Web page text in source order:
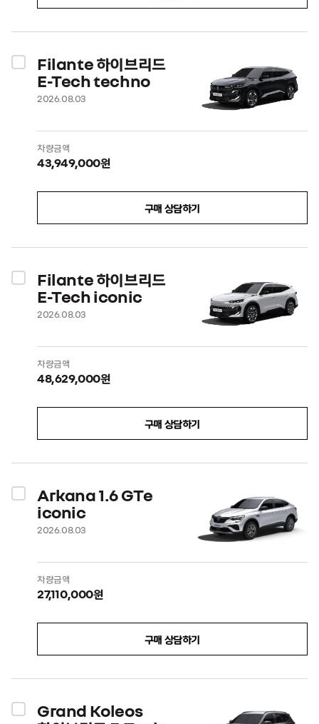
Filante 하이브리드
E-Tech techno
2026.08.03
차량금액
43,949,000원
구매 상담하기
Filante 하이브리드
E-Tech iconic
2026.08.03
차량금액
48,629,000원
구매 상담하기
Arkana 1.6 GTe
iconic
2026.08.03
차량금액
27,110,000원
구매 상담하기
Grand Koleos